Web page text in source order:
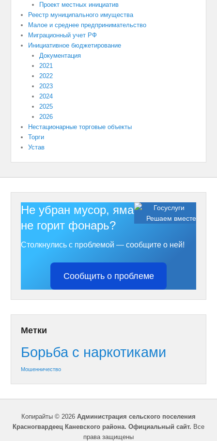
Проект местных инициатив
Реестр муниципального имущества
Малое и среднее предпринимательство
Миграционный учет РФ
Инициативное бюджетирование
Документация
2021
2022
2023
2024
2025
2026
Нестационарные торговые объекты
Торги
Устав
Решаем вместе
Не убран мусор, яма на дороге,
не горит фонарь?
Столкнулись с проблемой — сообщите о ней!
Сообщить о проблеме
Метки
Борьба с наркотиками
Мошенничество
Копирайты © 2026 Администрация сельского поселения
Красногвардеец Каневского района. Официальный сайт. Все
права защищены